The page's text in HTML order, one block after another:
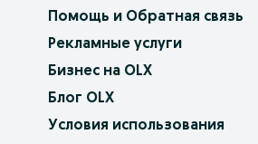
Помощь и Обратная связь
Рекламные услуги
Бизнес на OLX
Блог OLX
Условия использования